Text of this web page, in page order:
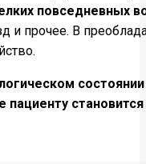
повседневных
и прочее. В
пациенту